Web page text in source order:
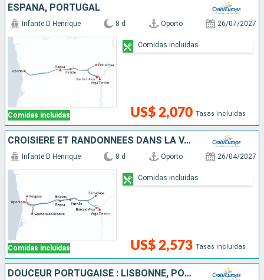
ESPAÑA, PORTUGAL
Comidas incluidas
Infante D Henrique 8 d Oporto 26/07/2027
US$ 2,070 Tasas incluidas
Comidas incluidas
CROISIÈRE ET RANDONNÉES DANS LA VALLÉE DU DOURO, UNE NATURE PRÉSERVÉE
Comidas incluidas
Infante D Henrique 8 d Oporto 26/04/2027
US$ 2,573 Tasas incluidas
Comidas incluidas
DOUCEUR PORTUGAISE : LISBONNE, PORTO & LA VALLÉE DU DOURO